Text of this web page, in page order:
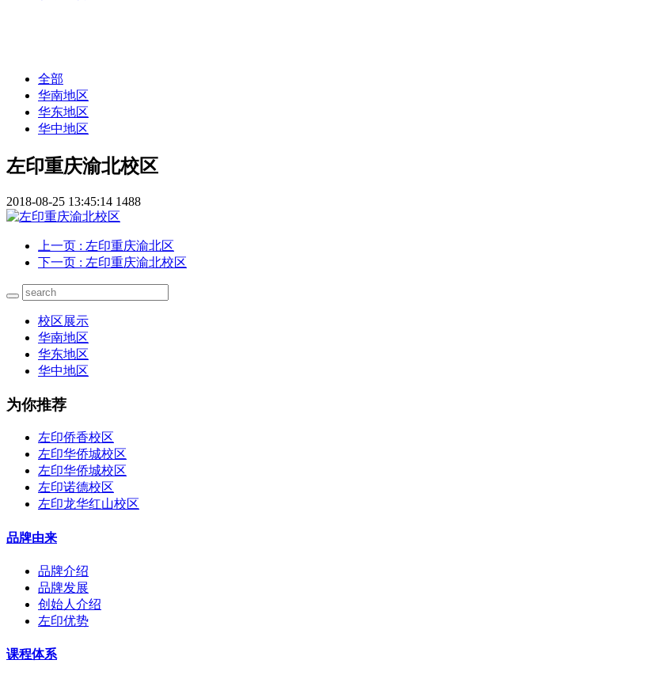
全部
华南地区
华东地区
华中地区
左印重庆渝北校区
2018-08-25 13:45:14 1488
上一页 : 左印重庆渝北区
下一页 : 左印重庆渝北校区
校区展示
华南地区
华东地区
华中地区
为你推荐
左印侨香校区
左印华侨城校区
左印华侨城校区
左印诺德校区
左印龙华红山校区
品牌由来
品牌介绍
品牌发展
创始人介绍
左印优势
课程体系